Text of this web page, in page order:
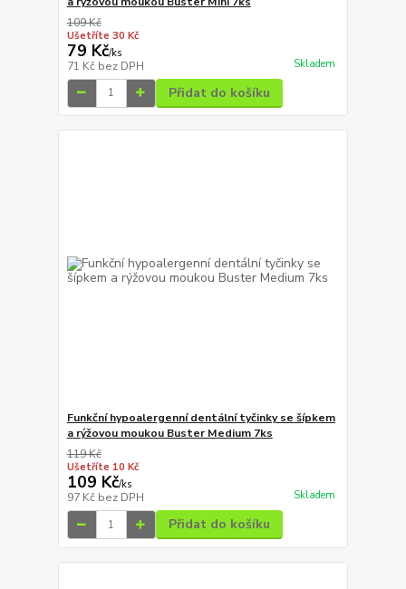
109 Kč
Ušetříte 30 Kč
79 Kč/ks
71 Kč bez DPH Skladem
Přidat do košíku
Funkční hypoalergenní dentální tyčinky se šípkem
a rýžovou moukou Buster Medium 7ks
119 Kč
Ušetříte 10 Kč
109 Kč/ks
97 Kč bez DPH Skladem
Přidat do košíku